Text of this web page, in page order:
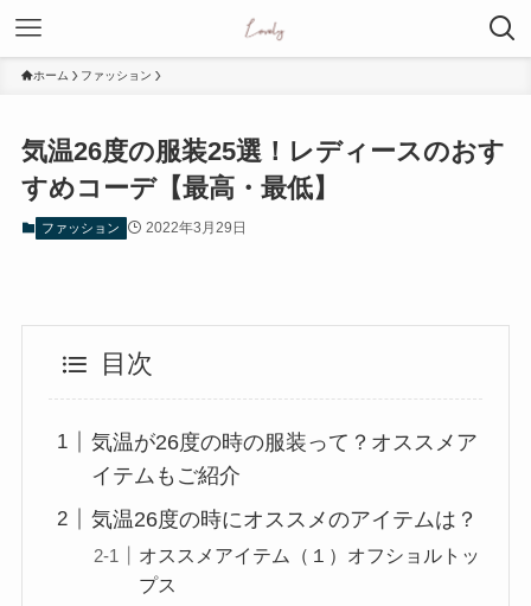
ホーム ファッション
気温26度の服装25選！レディースのおす
すめコーデ【最高・最低】
ファッション 2022年3月29日
目次
気温が26度の時の服装って？オススメア
イテムもご紹介
気温26度の時にオススメのアイテムは？
オススメアイテム（１）オフショルトッ
プス